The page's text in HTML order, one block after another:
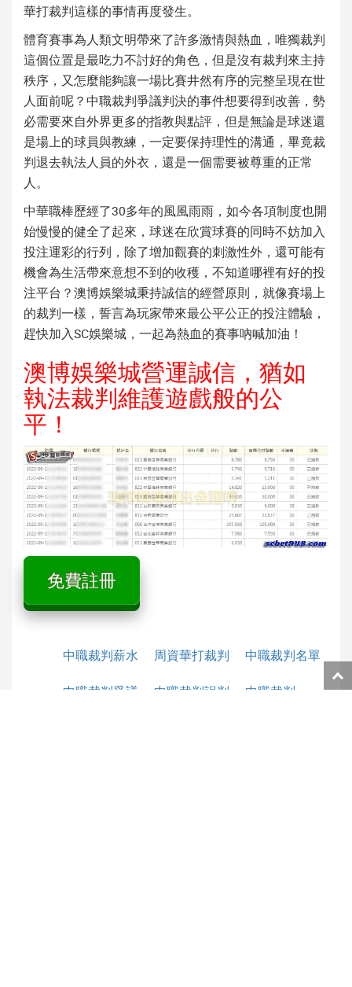
華打裁判這樣的事情再度發生。
體育賽事為人類文明帶來了許多激情與熱血，唯獨裁判
這個位置是最吃力不討好的角色，但是沒有裁判來主持
秩序，又怎麼能夠讓一場比賽井然有序的完整呈現在世
人面前呢？中職裁判爭議判決的事件想要得到改善，勢
必需要來自外界更多的指教與點評，但是無論是球迷還
是場上的球員與教練，一定要保持理性的溝通，畢竟裁
判退去執法人員的外衣，還是一個需要被尊重的正常
人。
中華職棒歷經了30多年的風風雨雨，如今各項制度也開
始慢慢的健全了起來，球迷在欣賞球賽的同時不妨加入
投注運彩的行列，除了增加觀賽的刺激性外，還可能有
機會為生活帶來意想不到的收穫，不知道哪裡有好的投
注平台？澳博娛樂城秉持誠信的經營原則，就像賽場上
的裁判一樣，誓言為玩家帶來最公平公正的投注體驗，
趕快加入SC娛樂城，一起為熱血的賽事吶喊加油！
澳博娛樂城營運誠信，猶如
執法裁判維護遊戲般的公
平！
免費註冊
中職裁判薪水 周資華打裁判 中職裁判名單
中職裁判爭議 中職裁判誤判 中職裁判
返
回